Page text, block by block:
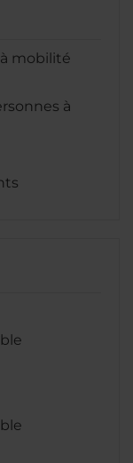
mobilité
à